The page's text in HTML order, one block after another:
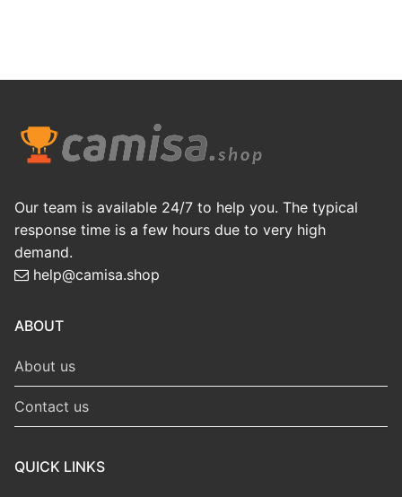
Our team is available 24/7 to help you. The typical
response time is a few hours due to very high
demand.
help@camisa.shop
ABOUT
About us
Contact us
QUICK LINKS